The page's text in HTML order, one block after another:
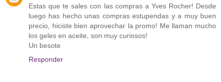
Estas que te sales con las compras a Yves Rocher! Desde
luego has hecho unas compras estupendas y a muy buen
precio, hiciste bien aprovechar la promo! Me llaman mucho
los geles en aceite, son muy curiosos!
Un besote
Responder